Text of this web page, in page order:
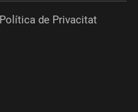
Política de Privacitat